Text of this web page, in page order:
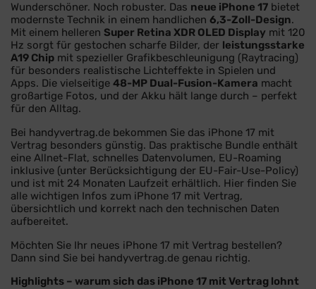
Wunderschöner. Noch robuster. Das neue iPhone 17 bietet
modernste Technik in einem handlichen 6,3-Zoll-Design.
Mit einem helleren Super Retina XDR OLED Display mit 120
Hz sorgt für gestochen scharfe Bilder, der leistungsstarke
A19 Chip mit spezieller Grafikbeschleunigung (Raytracing)
für besonders realistische Lichteffekte in Spielen und
Apps. Die vielseitige 48-MP Dual-Fusion-Kamera macht
großartige Fotos, und der Akku hält lange durch – perfekt
für den Alltag.
Bei handyvertrag.de bekommen Sie das iPhone 17 mit
Vertrag besonders günstig. Das praktische Bundle enthält
eine Allnet-Flat, schnelles Datenvolumen, EU-Roaming
inklusive (unter Berücksichtigung der EU-Fair-Use-Policy)
und ist mit 24 Monaten Laufzeit erhältlich. Hier finden Sie
alle wichtigen Infos zum iPhone 17 mit Vertrag,
übersichtlich und korrekt nach den technischen Daten
aufbereitet.
Möchten Sie Ihr neues iPhone 17 mit Vertrag bestellen?
Dann sind Sie bei handyvertrag.de genau richtig.
Highlights – warum sich das iPhone 17 mit Vertrag lohnt